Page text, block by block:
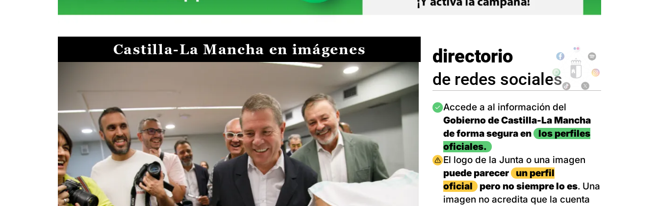
Castilla-La Mancha en imágenes directorio
de redes sociales
Imagen
Accede a al información del
Gobierno de Castilla-La Mancha
de forma segura en
los perfiles
oficiales.
Imagen
El logo de la Junta o una imagen
puede parecer
un perfil
oficial
pero no siempre lo es. Una
imagen no acredita que la cuenta